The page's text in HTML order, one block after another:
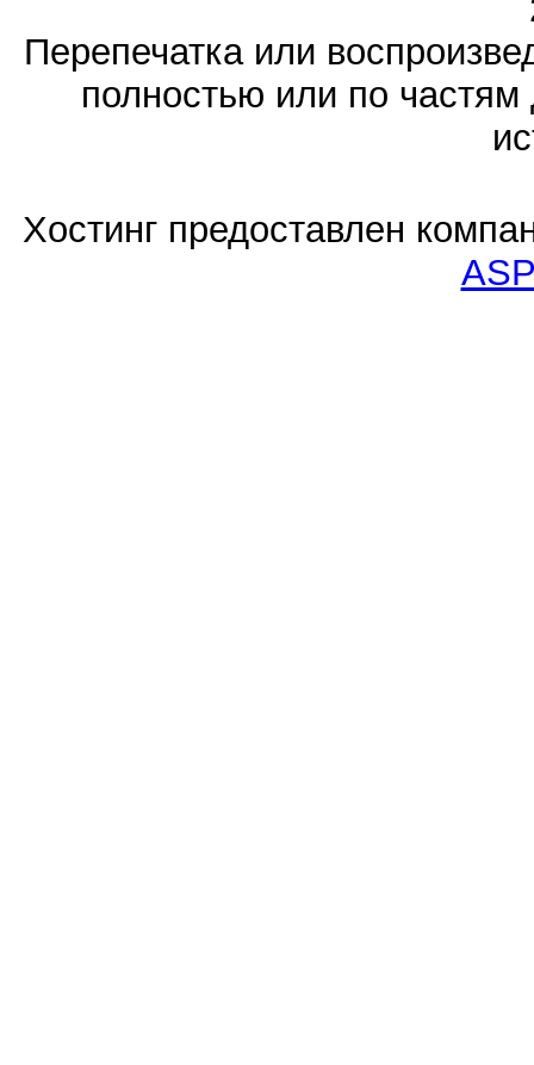
Перепечатка или
полностью или по частям
Хостинг предоставлен